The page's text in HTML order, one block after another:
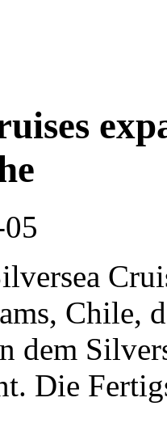
Chile,
dem
Die